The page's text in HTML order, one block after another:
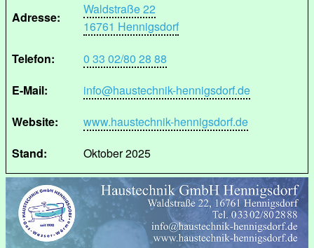
Adresse:
Waldstraße 22
16761 Hennigsdorf
Telefon:
0 33 02/80 28 88
E-Mail:
info@haustechnik-hennigsdorf.de
Website:
www.haustechnik-hennigsdorf.de
Stand:
Oktober 2025